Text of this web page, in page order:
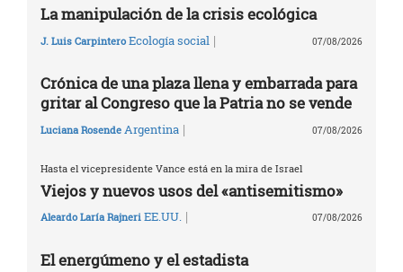
La manipulación de la crisis ecológica
J. Luis Carpintero Ecología social | 07/08/2026
Crónica de una plaza llena y embarrada para
gritar al Congreso que la Patria no se vende
Luciana Rosende Argentina | 07/08/2026
Hasta el vicepresidente Vance está en la mira de Israel
Viejos y nuevos usos del «antisemitismo»
Aleardo Laría Rajneri EE.UU. | 07/08/2026
El energúmeno y el estadista